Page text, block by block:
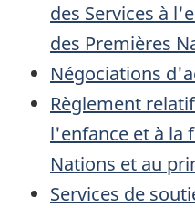
des Services à
des Premières
Négociations
Règlement
l'enfance et à la
Nations et au
Services de